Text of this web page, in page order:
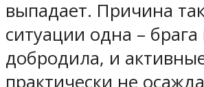
выпадает. Причина
ситуации одна – брага
добродила, и
практически не